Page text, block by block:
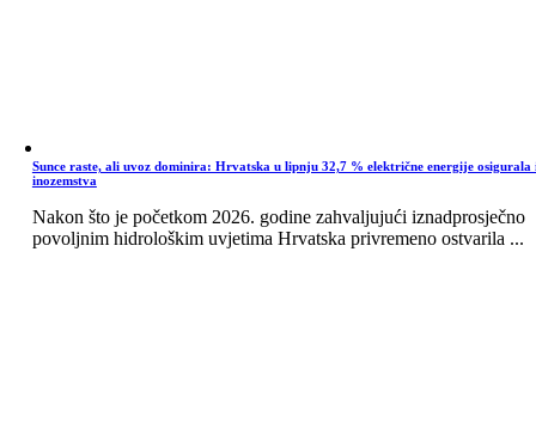
Sunce raste, ali uvoz dominira: Hrvatska u lipnju 32,7 % električne energije osigurala
inozemstva
Nakon što je početkom 2026. godine zahvaljujući iznadprosječno
povoljnim hidrološkim uvjetima Hrvatska privremeno ostvarila ...